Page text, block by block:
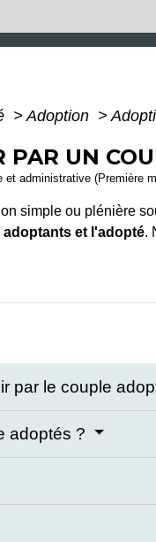
> Adoption >
UN
et administrative (Première
simple ou plénière
adoptants et l'adopté.
par le couple
adoptés ?